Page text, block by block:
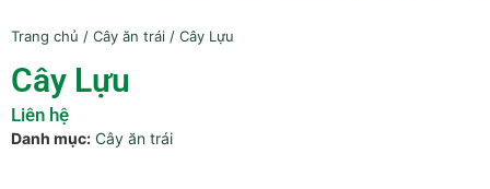
Trang chủ / Cây ăn trái / Cây Lựu
Cây Lựu
Liên hệ
Danh mục: Cây ăn trái